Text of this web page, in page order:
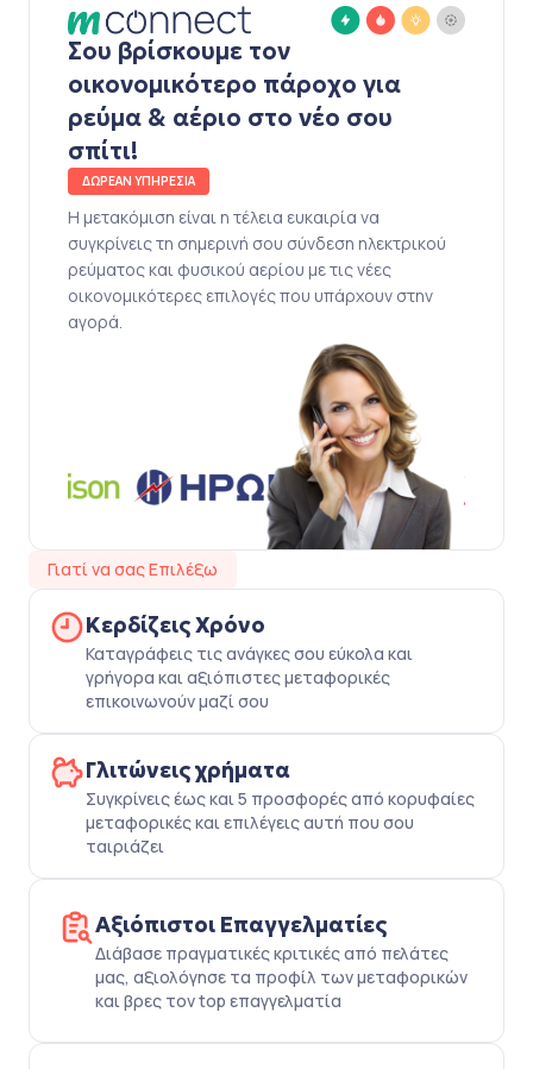
Σου βρίσκουμε τον
οικονομικότερο πάροχο για
ρεύμα & αέριο στο νέο σου
σπίτι!
ΔΩΡΕΑΝ ΥΠΗΡΕΣΙΑ
Η μετακόμιση είναι η τέλεια ευκαιρία να
συγκρίνεις τη σημερινή σου σύνδεση ηλεκτρικού
ρεύματος και φυσικού αερίου με τις νέες
οικονομικότερες επιλογές που υπάρχουν στην
αγορά.
Γιατί να σας Επιλέξω
Κερδίζεις Χρόνο
Καταγράφεις τις ανάγκες σου εύκολα και
γρήγορα και αξιόπιστες μεταφορικές
επικοινωνούν μαζί σου
Γλιτώνεις χρήματα
Συγκρίνεις έως και 5 προσφορές από κορυφαίες
μεταφορικές και επιλέγεις αυτή που σου
ταιριάζει
Αξιόπιστοι Επαγγελματίες
Διάβασε πραγματικές κριτικές από πελάτες
μας, αξιολόγησε τα προφίλ των μεταφορικών
και βρες τον top επαγγελματία